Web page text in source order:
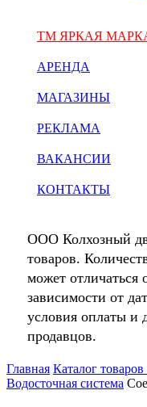
ТМ ЯРКАЯ
АРЕНДА
МАГАЗИНЫ
РЕКЛАМА
ВАКАНСИИ
КОНТАКТЫ
ООО Колхозный
товаров.
может отличаться
зависимости от
условия оплаты и
продавцов.
Главная Каталог
Водосточная система